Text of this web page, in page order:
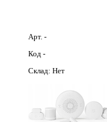
Арт. -
Код -
Склад: Нет